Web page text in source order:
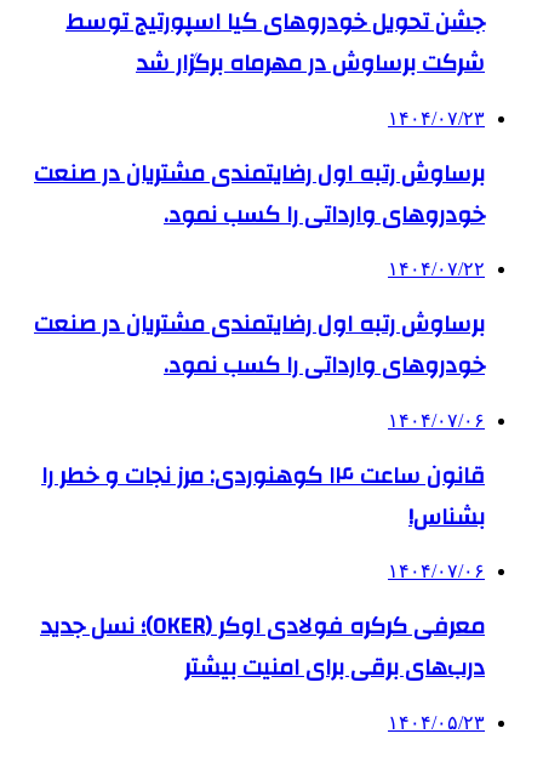
جشن تحویل خودروهای کیا اسپورتیج توسط
شرکت برساوش در مهرماه برگزار شد
۱۴۰۴/۰۷/۲۳
برساوش رتبه اول رضایتمندی مشتریان در صنعت
خودروهای وارداتی را کسب نمود.
۱۴۰۴/۰۷/۲۲
برساوش رتبه اول رضایتمندی مشتریان در صنعت
خودروهای وارداتی را کسب نمود.
۱۴۰۴/۰۷/۰۶
قانون ساعت ۱۴ کوهنوردی: مرز نجات و خطر را
بشناس!
۱۴۰۴/۰۷/۰۶
معرفی کرکره فولادی اوکر (OKER)؛ نسل جدید
درب‌های برقی برای امنیت بیشتر
۱۴۰۴/۰۵/۲۳